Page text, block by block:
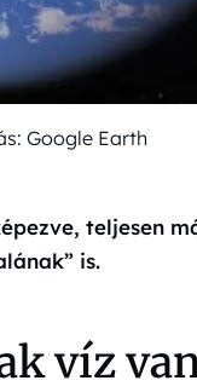
Google Earth
teljesen
is.
víz